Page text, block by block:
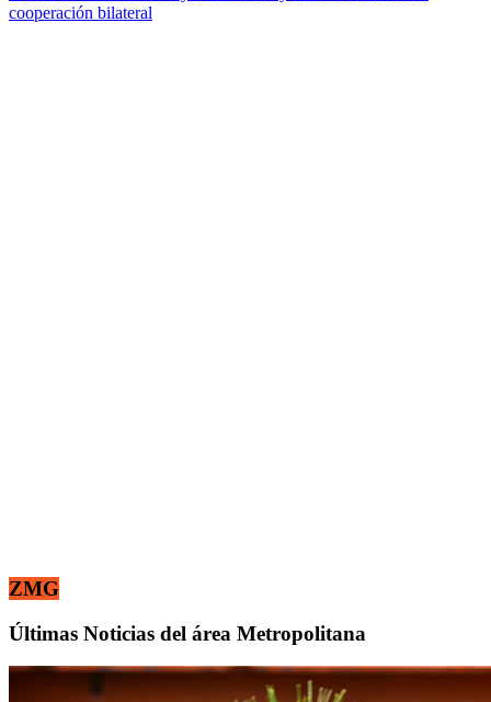
cooperación bilateral
ZMG
Últimas Noticias del área Metropolitana